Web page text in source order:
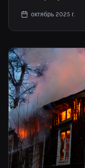
октябрь 2025 г.